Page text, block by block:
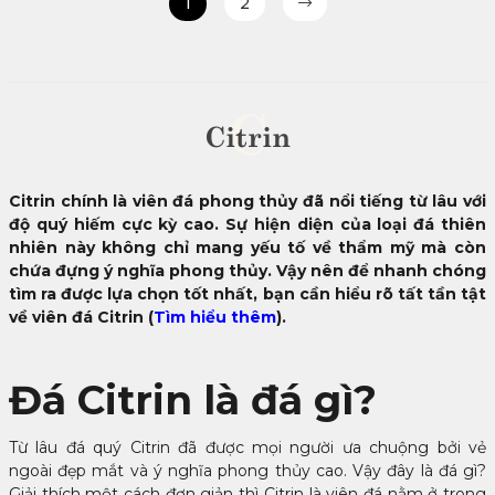
Citrin
C
Citrin chính là viên đá phong thủy đã nổi tiếng từ lâu với
độ quý hiếm cực kỳ cao. Sự hiện diện của loại đá thiên
nhiên này không chỉ mang yếu tố về thẩm mỹ mà còn
chứa đựng ý nghĩa phong thủy. Vậy nên để nhanh chóng
tìm ra được lựa chọn tốt nhất, bạn cần hiểu rõ tất tần tật
về viên đá Citrin (Tìm hiểu thêm).
Đá Citrin là đá gì?
Từ lâu đá quý Citrin đã được mọi người ưa chuộng bởi vẻ
ngoài đẹp mắt và ý nghĩa phong thủy cao. Vậy đây là đá gì?